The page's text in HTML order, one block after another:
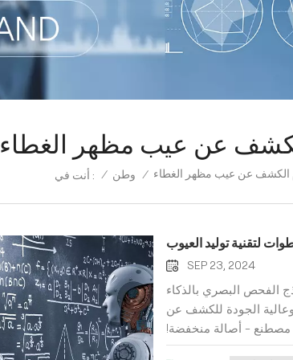
عن عيب مظهر الغطاء
أنت في : / وطن / الكشف عن عيب مظهر الغطاء
SEP 23, 2024
الفحص البصري بالذكاء
الجودة للكشف عن
مصطنع - أصالة منخفضة!
وقتًا طويلاً!تغيير